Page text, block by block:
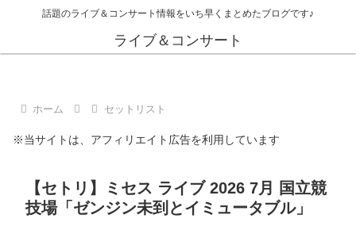
話題のライブ＆コンサート情報をいち早くまとめたブログです♪
ライブ＆コンサート
ホーム セットリスト
※当サイトは、アフィリエイト広告を利用しています
【セトリ】ミセス ライブ 2026 7月 国立競
技場「ゼンジン未到とイミュータブル」